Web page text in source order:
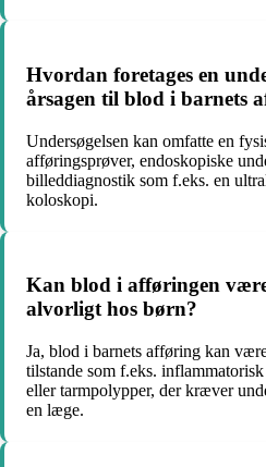
Hvordan foretages en
årsagen til blod i barnets
Undersøgelsen kan omfatte en
afføringsprøver, endoskopiske
billeddiagnostik som f.eks. en
koloskopi.
Kan blod i afføringen
alvorligt hos børn?
Ja, blod i barnets afføring kan
tilstande som f.eks.
eller tarmpolypper, der kræver
en læge.